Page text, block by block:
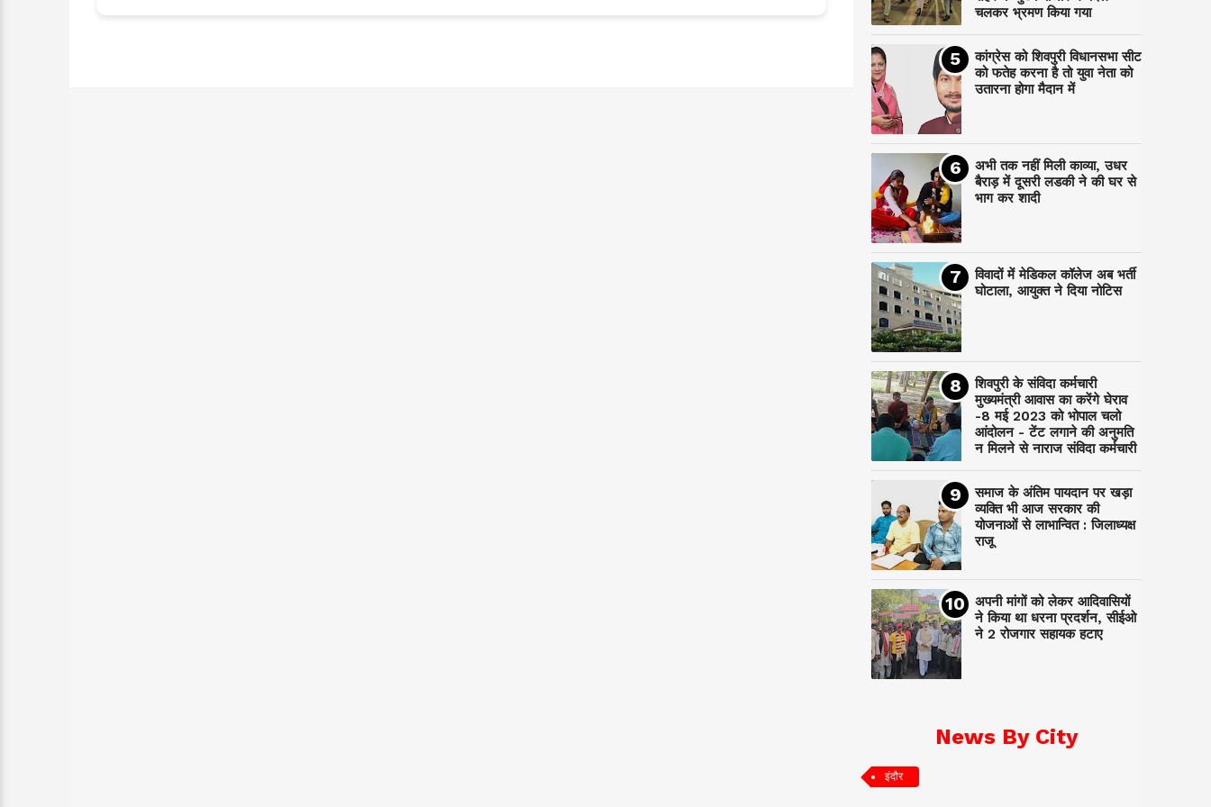
चलकर भ्रमण किया गया
कांग्रेस को शिवपुरी विधानसभा सीट
को फतेह करना है तो युवा नेता को
उतारना होगा मैदान में
अभी तक नहीं मिली काव्या, उधर
बैराड़ में दूसरी लडकी ने की घर से
भाग कर शादी
विवादों में मेडिकल कॉलेज अब भर्ती
घोटाला, आयुक्त ने दिया नोटिस
शिवपुरी के संविदा कर्मचारी
मुख्यमंत्री आवास का करेंगे घेराव
-8 मई 2023 को भोपाल चलो
आंदोलन - टेंट लगाने की अनुमति
न मिलने से नाराज संविदा कर्मचारी
समाज के अंतिम पायदान पर‌ खड़ा
व्यक्ति भी आज सरकार की
योजनाओं से लाभान्वित : जिलाध्यक्ष
राजू
अपनी मांगों को लेकर आदिवासियों
ने किया था धरना प्रदर्शन, सीईओ
ने 2 रोजगार सहायक हटाए
News By City
इंदौर